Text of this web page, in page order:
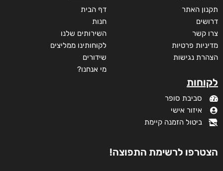
תקנון האתר
דרושים
צרו קשר
מדיניות פרטיות
הצהרת נגישות
לקוחות
סביבת סופר
איזור אישי
ביטול הזמנה קיימת
דף הבית
חנות
השירותים שלנו
לקוחותינו ממליצים
שידורים
מי אנחנו?
הצטרפו לרשימת התפוצה!